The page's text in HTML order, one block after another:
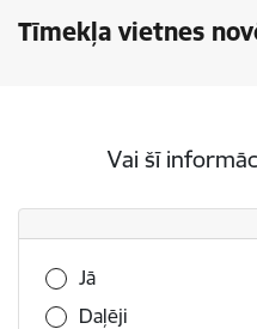
Tīmekļa vietnes
Vai šī
Vai šī informācija bija
Jā
Daļēji